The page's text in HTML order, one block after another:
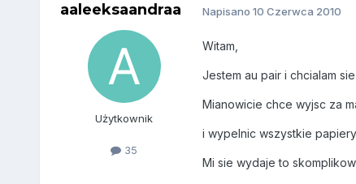
aaleeksaandraa
Użytkownik
35
Napisano 10 Czerwca 2010
Witam,
Jestem au pair i chcialam
Mianowicie chce wyjsc za
i wypelnic wszystkie
Mi sie wydaje to